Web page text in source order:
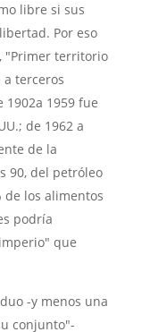
libre si sus
Por eso
"Primer territorio
a terceros
1902a 1959 fue
de 1962 a
de la
90, del petróleo
de los alimentos
podría
que
-y menos una
conjunto"-